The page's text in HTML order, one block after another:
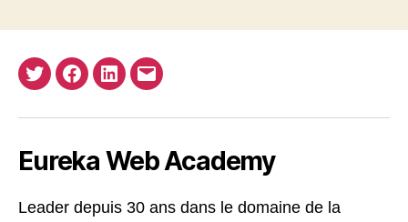
TwitterFacebook
Linkedin
E-
Eureka Web Academy
Leader depuis 30 ans dans le domaine de la